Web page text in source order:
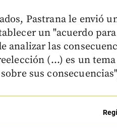
Pastrana le envió
un "acuerdo
analizar las
(…) es un
sus